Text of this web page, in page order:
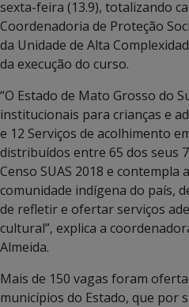
sexta-feira (13.9), totalizando
Coordenadoria de Proteção
da Unidade de Alta
da execução do curso.
“O Estado de Mato Grosso do
institucionais para crianças e
e 12 Serviços de acolhimento
distribuídos entre 65 dos seus
Censo SUAS 2018 e contempla
comunidade indígena do país,
de refletir e ofertar serviços
cultural”, explica a
Almeida.
Mais de 150 vagas foram
municípios do Estado, que por